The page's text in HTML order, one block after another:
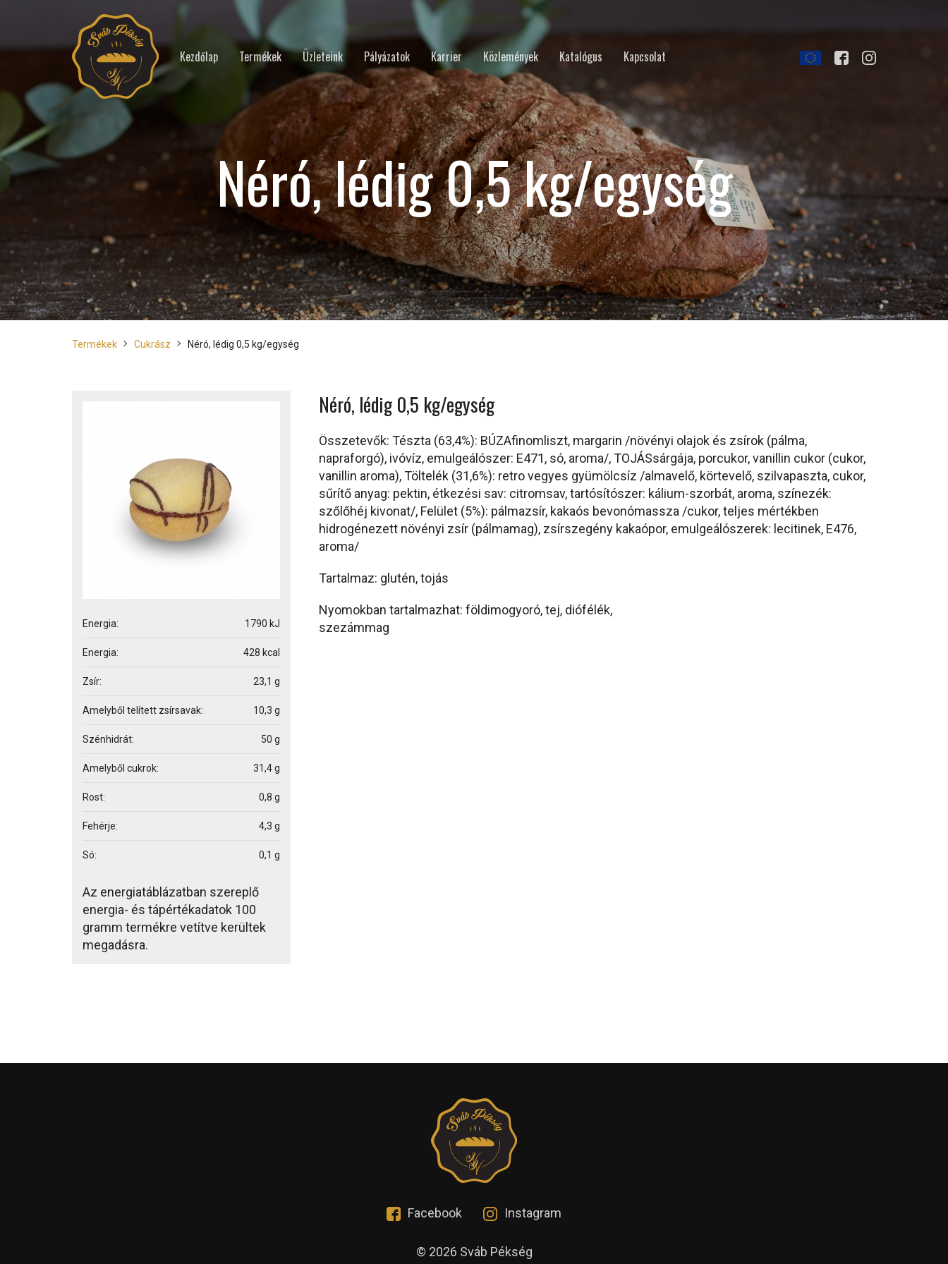
Kezdőlap Termékek Üzleteink Pályázatok Karrier Közlemények Katalógus Kapcsolat
Néró, lédig 0,5 kg/egység
Termékek Cukrász Néró, lédig 0,5 kg/egység
Energia: 1790 kJ
Energia: 428 kcal
Zsír: 23,1 g
Amelyből telített zsírsavak: 10,3 g
Szénhidrát: 50 g
Amelyből cukrok: 31,4 g
Rost: 0,8 g
Fehérje: 4,3 g
Só: 0,1 g
Az energiatáblázatban szereplő
energia- és tápértékadatok 100
gramm termékre vetítve kerültek
megadásra.
Néró, lédig 0,5 kg/egység
Összetevők: Tészta (63,4%): BÚZAfinomliszt, margarin /növényi olajok és zsírok (pálma,
napraforgó), ivóvíz, emulgeálószer: E471, só, aroma/, TOJÁSsárgája, porcukor, vanillin cukor (cukor,
vanillin aroma), Töltelék (31,6%): retro vegyes gyümölcsíz /almavelő, körtevelő, szilvapaszta, cukor,
sűrítő anyag: pektin, étkezési sav: citromsav, tartósítószer: kálium-szorbát, aroma, színezék:
szőlőhéj kivonat/, Felület (5%): pálmazsír, kakaós bevonómassza /cukor, teljes mértékben
hidrogénezett növényi zsír (pálmamag), zsírszegény kakaópor, emulgeálószerek: lecitinek, E476,
aroma/
Tartalmaz: glutén, tojás
Nyomokban tartalmazhat: földimogyoró, tej, diófélék,
szezámmag
Facebook Instagram
© 2026 Sváb Pékség